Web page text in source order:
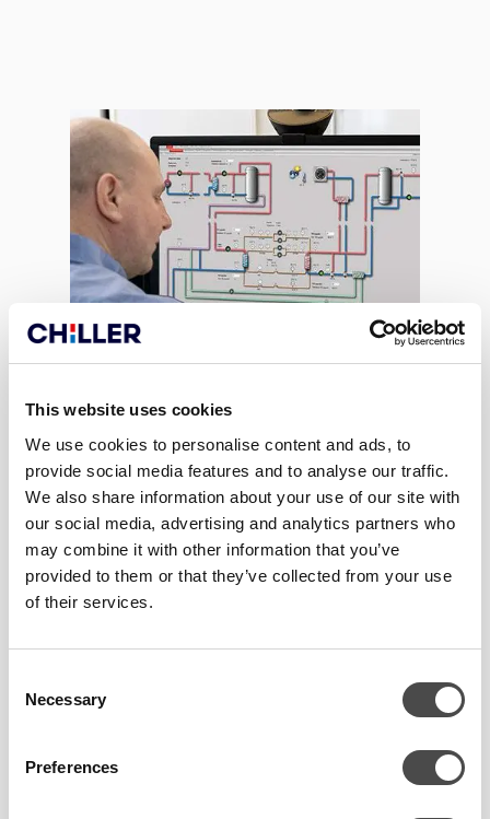
This website uses cookies
We use cookies to personalise content and ads, to
provide social media features and to analyse our traffic.
We also share information about your use of our site with
our social media, advertising and analytics partners who
may combine it with other information that you’ve
provided to them or that they’ve collected from your use
of their services.
Selection
Necessary
Preferences
KYLMÄVESIASEMAT
Chiller-vuosihuolto optimoi
energiatehokkuuden ja tuo
kustannussäästöä. Emme vain auta
sinua ratkaisemaan ongelmia, vaan
toimii tehokkaasti ja energiaa säästäen.
elinkaaren pituutta ja parantaa sen